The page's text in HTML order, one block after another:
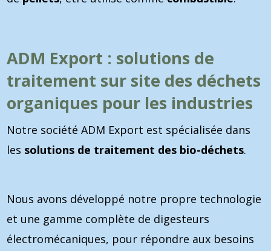
ADM Export : solutions de
traitement sur site des déchets
organiques pour les industries
Notre société ADM Export est spécialisée dans
les solutions de traitement des bio-déchets.
Nous avons développé notre propre technologie
et une gamme complète de digesteurs
électromécaniques, pour répondre aux besoins